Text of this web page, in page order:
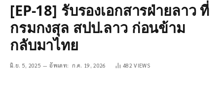
[EP-18] รับรองเอกสารฝ่ายลาว ที่
กรมกงสุล สปป.ลาว ก่อนข้าม
กลับมาไทย
มิ.ย. 5, 2025 อัพเดท: ก.ค. 19, 2026 482VIEWS